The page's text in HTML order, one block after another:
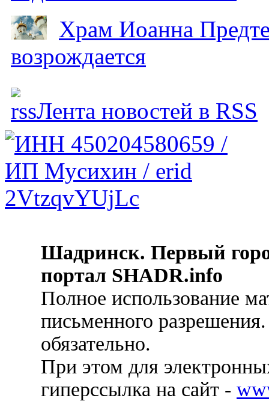
Храм Иоанна
возрождается
Лента новостей в RSS
Шадринск. Первый
портал SHADR.info
Полное использование
письменного
обязательно.
При этом для
гиперссылка на сайт -